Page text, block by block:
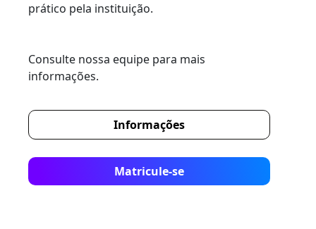
prático pela instituição.
Consulte nossa equipe para mais
informações.
Informações
Matricule-se